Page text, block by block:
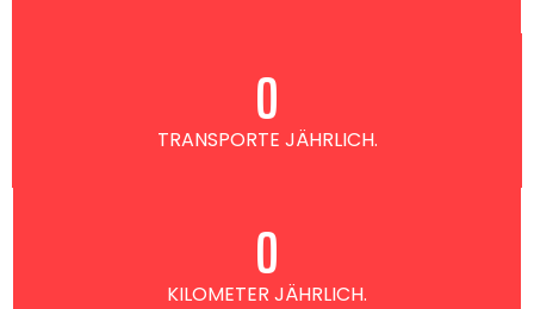
TRANSPORTE JÄHRLICH.
0
KILOMETER JÄHRLICH.
0